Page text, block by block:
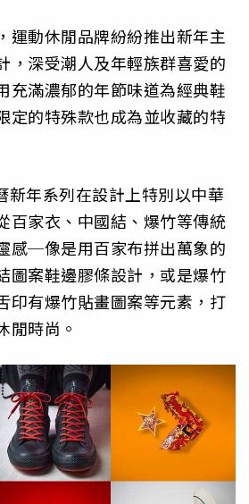
運動休閒品牌紛紛推出新年主
， 深受潮人及年輕族群喜愛的
充滿濃郁的年節味道為經典鞋
定的特殊款也成為並收藏的特
新年系列在設計上特別以中華
百家衣、中國結、爆竹等傳統
感─像是用百家布拼出萬象的
圖案鞋邊膠條設計， 或是爆竹
印有爆竹貼畫圖案等元素， 打
閒時尚。